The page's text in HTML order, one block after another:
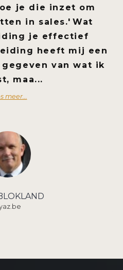
je die inzet om
in sales.' Wat
je effectief
heeft mij een
van wat ik
maa...
meer...